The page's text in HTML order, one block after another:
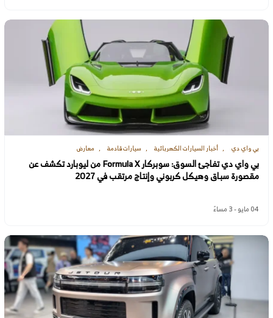
بي واي دي أخبار السيارات الكهربائية سيارات قادمة معارض
بي واي دي تفاجئ السوق: سوبركار Formula X من ليوبارد تكشف عن
مقصورة سباق وهيكل كربوني وإنتاج مرتقب في 2027
04 مايو - 3 مساءً